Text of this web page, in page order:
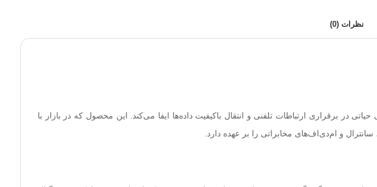
نظرات (0)
در برقراری ارتباطات تلفنی و انتقال باکیفیت داده‌ها ایفا می‌کند. این محصول که در بازار با